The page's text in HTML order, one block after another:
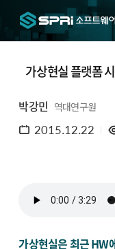
가상현실 플랫폼
박강민 역대연구원
2015.12.22
가상현실은 최근 HW